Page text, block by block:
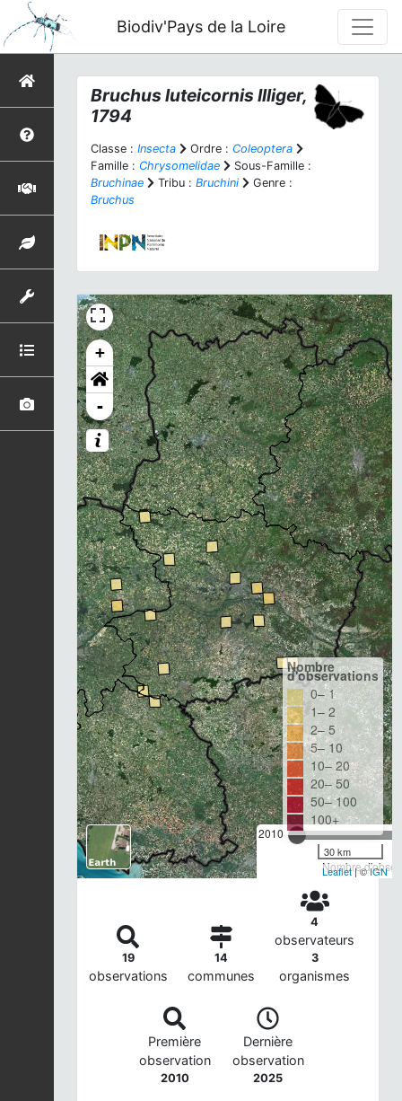
Biodiv'Pays de la Loire
Bruchus luteicornis Illiger,
1794
Classe : Insecta Ordre : Coleoptera
Famille : Chrysomelidae
Sous-Famille :
Bruchinae
Tribu : Bruchini
Genre :
Bruchus
+
-
2010
Nombre
Nombre
d'observations
0– 1
1– 2
2– 5
5– 10
10– 20
20– 50
50– 100
100+
30 km
Leaflet| ©IGN
19
observations
14
communes
4
observateurs
3
organismes
Première
observation
2010
Dernière
observation
2025